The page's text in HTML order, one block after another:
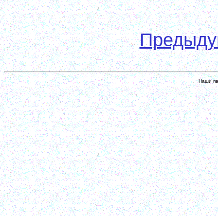
Наши